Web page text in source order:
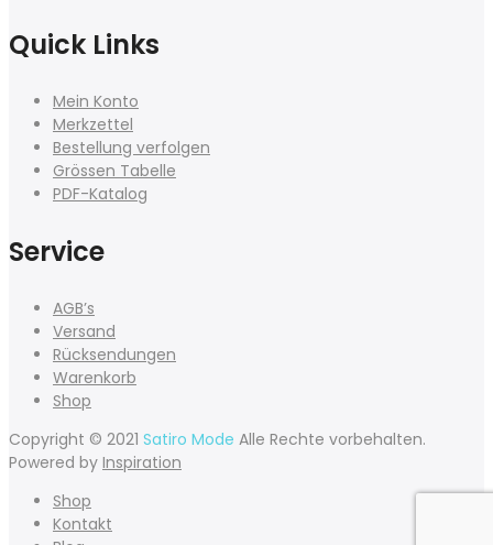
Quick Links
Mein Konto
Merkzettel
Bestellung verfolgen
Grössen Tabelle
PDF-Katalog
Service
AGB’s
Versand
Rücksendungen
Warenkorb
Shop
Copyright © 2021 Satiro Mode Alle Rechte vorbehalten.
Powered by Inspiration
Shop
Kontakt